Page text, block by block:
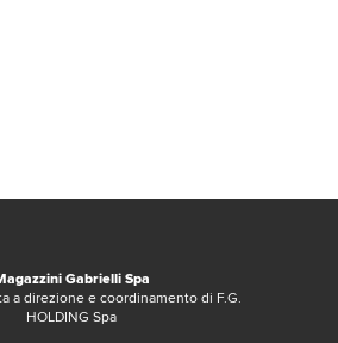
Gabrielli Spa
a direzione e coordinamento di F.G.
HOLDING Spa